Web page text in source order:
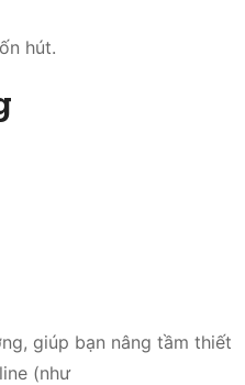
hút.
giúp bạn nâng tầm thiết
(như